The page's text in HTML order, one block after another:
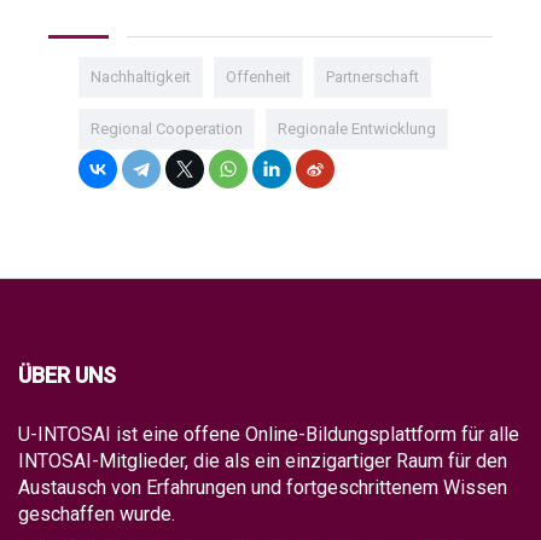
Nachhaltigkeit Offenheit Partnerschaft
Regional Cooperation Regionale Entwicklung
ÜBER UNS
U-INTOSAI ist eine offene Online-Bildungsplattform für alle
INTOSAI-Mitglieder, die als ein einzigartiger Raum für den
Austausch von Erfahrungen und fortgeschrittenem Wissen
geschaffen wurde.